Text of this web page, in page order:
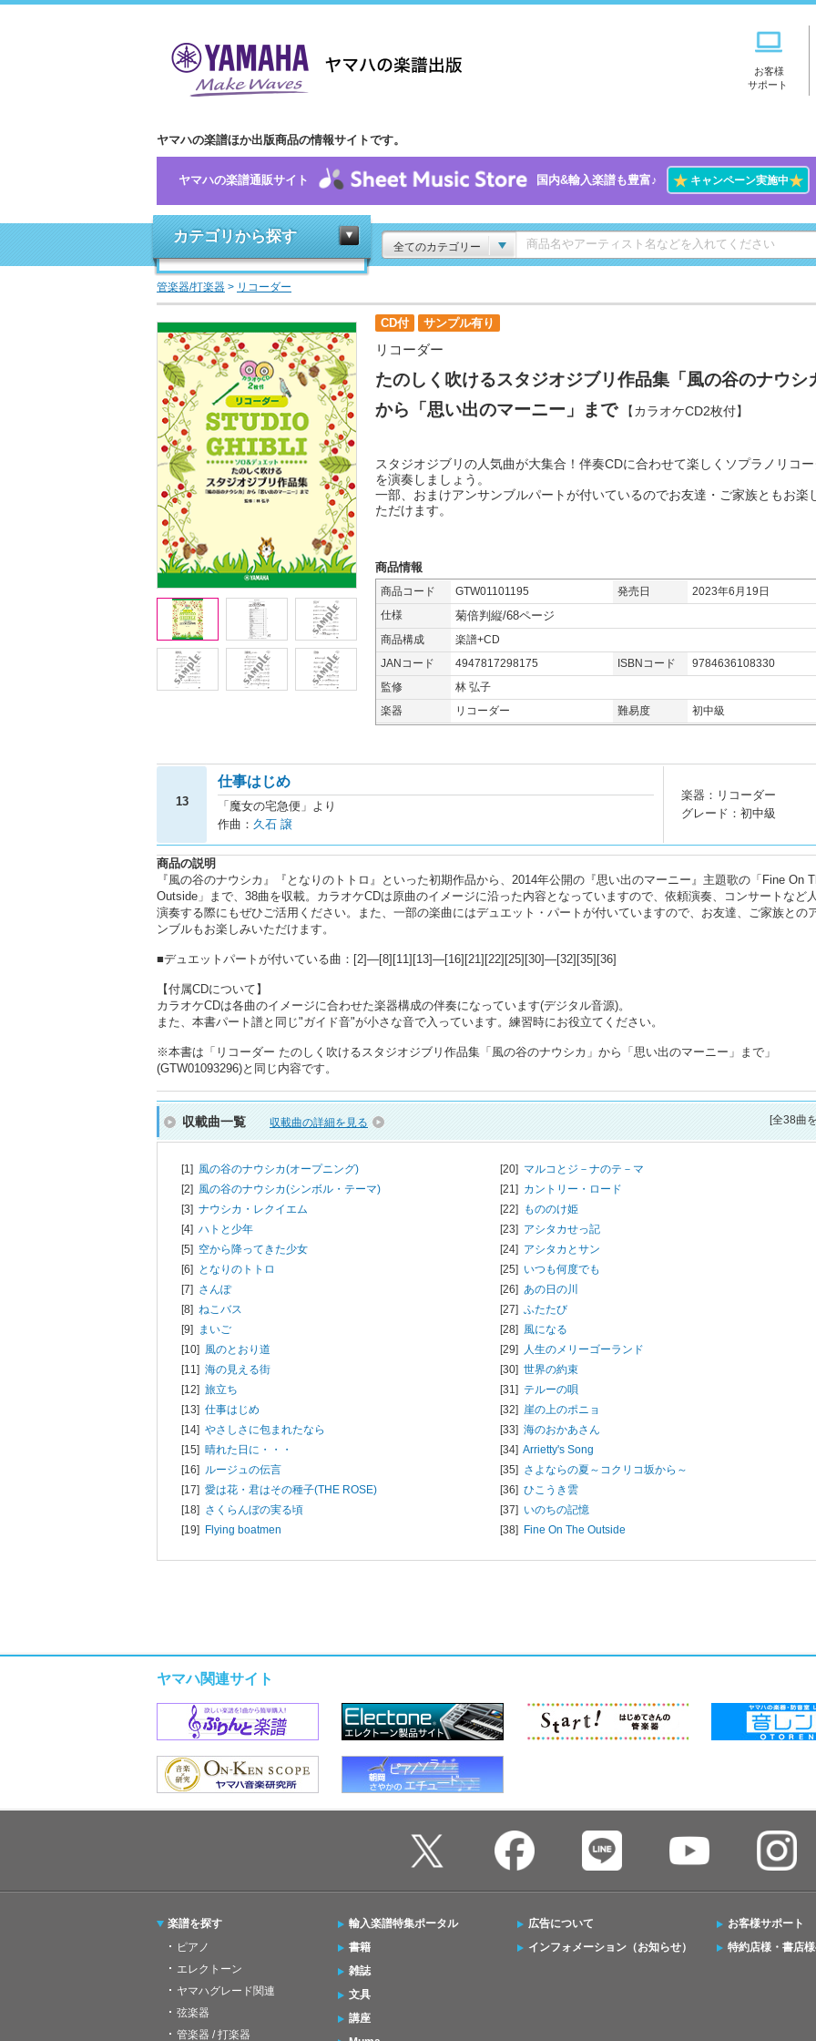
お客様
サポート
ヤマハの楽譜ほか出版商品の情報サイトです。
ヤマハの楽譜通販サイト 国内&輸入楽譜も豊富♪ ★キャンペーン実施中★
カテゴリから探す
全てのカテゴリー
管楽器/打楽器 > リコーダー
CD付 サンプル有り
リコーダー
たのしく吹けるスタジオジブリ作品集「風の谷のナウシ
から「思い出のマーニー」まで【カラオケCD2枚付】
スタジオジブリの人気曲が大集合！伴奏CDに合わせて楽しくソプラノリコー
を演奏しましょう。
一部、おまけアンサンブルパートが付いているのでお友達・ご家族ともお楽
ただけます。
商品情報
商品コード GTW01101195 発売日
2023年6月19日
仕様
菊倍判縦/68ページ
商品構成
楽譜+CD
JANコード
4947817298175 ISBNコード
9784636108330
監修
林 弘子
楽器
リコーダー 難易度 初中級
13
仕事はじめ
「魔女の宅急便」より
作曲： 久石 譲
楽器：リコーダー
グレード：初中級
商品の説明
『風の谷のナウシカ』『となりのトトロ』といった初期作品から、2014年公開の『思い出のマーニー』主題歌の「Fine On
Outside」まで、38曲を収載。カラオケCDは原曲のイメージに沿った内容となっていますので、依頼演奏、コンサートなど
演奏する際にもぜひご活用ください。また、一部の楽曲にはデュエット・パートが付いていますので、お友達、ご家族との
ンブルもお楽しみいただけます。
■デュエットパートが付いている曲：[2]―[8][11][13]―[16][21][22][25][30]―[32][35][36]
【付属CDについて】
カラオケCDは各曲のイメージに合わせた楽器構成の伴奏になっています(デジタル音源)。
また、本書パート譜と同じ"ガイド音"が小さな音で入っています。練習時にお役立てください。
※本書は「リコーダー たのしく吹けるスタジオジブリ作品集「風の谷のナウシカ」から「思い出のマーニー」まで」
(GTW01093296)と同じ内容です。
収載曲一覧 収載曲の詳細を見る [全38曲
[1] 風の谷のナウシカ(オープニング)
[2] 風の谷のナウシカ(シンボル・テーマ)
[3] ナウシカ・レクイエム
[4] ハトと少年
[5] 空から降ってきた少女
[6] となりのトトロ
[7] さんぽ
[8] ねこバス
[9] まいご
[10] 風のとおり道
[11] 海の見える街
[12] 旅立ち
[13] 仕事はじめ
[14] やさしさに包まれたなら
[15] 晴れた日に・・・
[16] ルージュの伝言
[17] 愛は花・君はその種子(THE ROSE)
[18] さくらんぼの実る頃
[19] Flying boatmen
[20] マルコとジ－ナのテ－マ
[21] カントリー・ロード
[22] もののけ姫
[23] アシタカせっ記
[24] アシタカとサン
[25] いつも何度でも
[26] あの日の川
[27] ふたたび
[28] 風になる
[29] 人生のメリーゴーランド
[30] 世界の約束
[31] テルーの唄
[32] 崖の上のポニョ
[33] 海のおかあさん
[34] Arrietty's Song
[35] さよならの夏～コクリコ坂から～
[36] ひこうき雲
[37] いのちの記憶
[38] Fine On The Outside
ヤマハ関連サイト
楽譜を探す
ピアノ
エレクトーン
ヤマハグレード関連
弦楽器
管楽器 / 打楽器
輸入楽譜特集ポータル
書籍
雑誌
文具
講座
広告について
インフォメーション（お知らせ）
お客様サポート
特約店様・書店